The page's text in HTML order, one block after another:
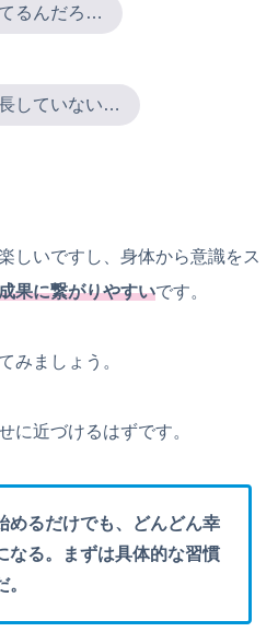
るんだろ…
していない…
しいですし、身体から意識をス
果に繋がりやすいです。
みましょう。
に近づけるはずです。
めるだけでも、どんどん幸
なる。まずは具体的な習慣